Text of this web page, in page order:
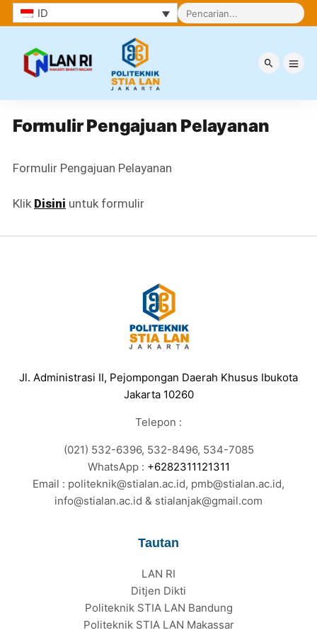
ID
Formulir Pengajuan Pelayanan
Formulir Pengajuan Pelayanan
Formulir Pengajuan Pelayanan
Klik Disini untuk formulir
Jl. Administrasi II, Pejompongan Daerah Khusus Ibukota
Jakarta 10260
Telepon :
(021) 532-6396, 532-8496, 534-7085
WhatsApp : +6282311121311
Email : politeknik@stialan.ac.id, pmb@stialan.ac.id,
info@stialan.ac.id & stialanjak@gmail.com
Tautan
LAN RI
Ditjen Dikti
Politeknik STIA LAN Bandung
Politeknik STIA LAN Makassar